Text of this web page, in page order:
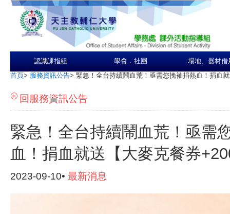
認識課指組 學會．社團 場地、器材借
首頁> 服務資訊公告> 緊急！全台持續鬧血荒！亟需您挽袖捐熱血！捐血
回服務資訊公告
緊急！全台持續鬧血荒！亟需
血！捐血就送【大麥克餐券
2023-09-10• 最新消息